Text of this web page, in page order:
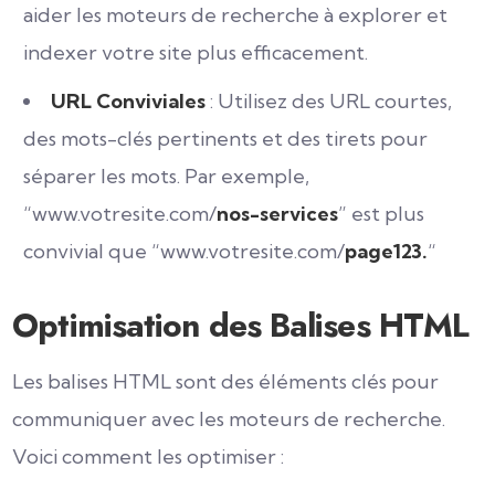
aider les moteurs de recherche à explorer et
indexer votre site plus efficacement.
URL Conviviales: Utilisez des URL courtes,
des mots-clés pertinents et des tirets pour
séparer les mots. Par exemple,
“www.votresite.com/nos-services” est plus
convivial que “www.votresite.com/page123.“
Optimisation des Balises HTML
Les balises HTML sont des éléments clés pour
communiquer avec les moteurs de recherche.
Voici comment les optimiser :